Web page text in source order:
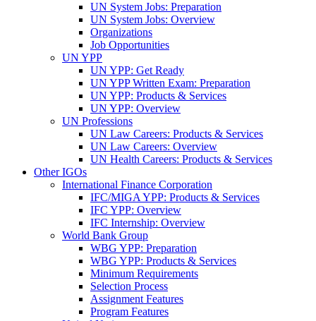
UN System Jobs: Preparation
UN System Jobs: Overview
Organizations
Job Opportunities
UN YPP
UN YPP: Get Ready
UN YPP Written Exam: Preparation
UN YPP: Products & Services
UN YPP: Overview
UN Professions
UN Law Careers: Products & Services
UN Law Careers: Overview
UN Health Careers: Products & Services
Other IGOs
International Finance Corporation
IFC/MIGA YPP: Products & Services
IFC YPP: Overview
IFC Internship: Overview
World Bank Group
WBG YPP: Preparation
WBG YPP: Products & Services
Minimum Requirements
Selection Process
Assignment Features
Program Features